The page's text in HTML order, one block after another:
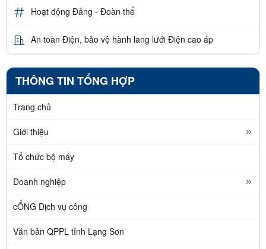
Hoạt động Đảng - Đoàn thể
An toàn Điện, bảo vệ hành lang lưới Điện cao áp
THÔNG TIN TỔNG HỢP
Trang chủ
Giới thiệu
Tổ chức bộ máy
Doanh nghiệp
cỔNG Dịch vụ công
Văn bản QPPL tỉnh Lạng Sơn